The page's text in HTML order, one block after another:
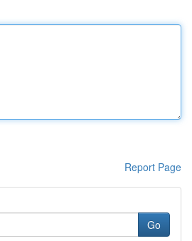
Report Page
Go